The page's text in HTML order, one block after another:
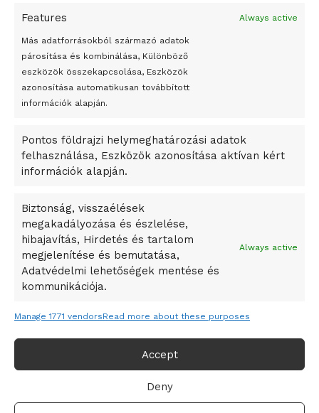
Features Always active
Más adatforrásokból származó adatok
párosítása és kombinálása, Különböző
eszközök összekapcsolása, Eszközök
azonosítása automatikusan továbbított
információk alapján.
Pontos földrajzi helymeghatározási adatok
felhasználása, Eszközök azonosítása aktívan kért
információk alapján.
Biztonság, visszaélések
megakadályozása és észlelése,
hibajavítás, Hirdetés és tartalom
megjelenítése és bemutatása,
Adatvédelmi lehetőségek mentése és
kommunikációja.
Always active
Manage 1771 vendorsRead more about these purposes
Accept
Deny
Peking – A visegrádi országok zsidó kulturális örökségét
bemutató fotókiállítás nyílt
Megveszi az osztrák Wienerberger az amerikai Meridian
Bricket
A Startup Campus egyetemi programjainak legjobbjai az
A Ringo Starr új albummal jelentkezik
A Vajdasági Magyar Szövetség államtitkárait kinevezték
Dzsingisz kán hódító hadjárata okozta
Kuramagomedov ötödik, Muszukajev elődöntős – Birkózó
világkupa
Adatvédelmi irányelvek